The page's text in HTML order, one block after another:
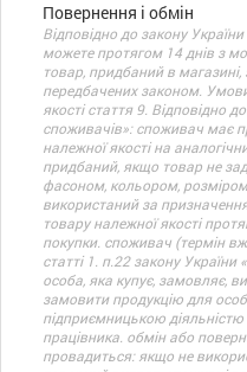
Повернення і обмін
Відповідно до закону
можете протягом 14 днів з
товар, придбаний в
передбачених законом.
якості стаття 9. Відповідно
споживачів»: споживач має
належної якості на
придбаний, якщо товар не
фасоном, кольором,
використаний за
товару належної якості
покупки. споживач (термін
статті 1. п.22 закону
особа, яка купує, замовляє,
замовити продукцію для
підприємницькою
працівника. обмін або
провадиться: якщо не